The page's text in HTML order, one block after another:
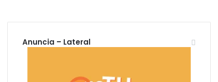
Anuncia – Lateral